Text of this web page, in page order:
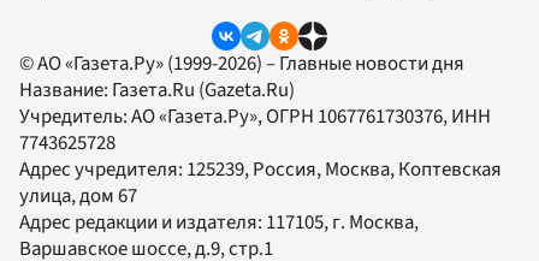
© АО «Газета.Ру» (1999-2026) – Главные новости дня
Название: Газета.Ru (Gazeta.Ru)
Учредитель:АО «Газета.Ру», ОГРН 1067761730376, ИНН
7743625728
Адрес учредителя: 125239, Россия, Москва, Коптевская
улица, дом 67
Адрес редакции и издателя: 117105, г. Москва,
Варшавское шоссе, д.9, стр.1